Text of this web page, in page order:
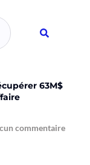
63M$
commentaire